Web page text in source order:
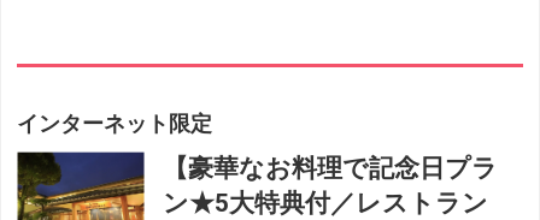
インターネット限定
【豪華なお料理で記念日プラ
ン★5大特典付／レストラン